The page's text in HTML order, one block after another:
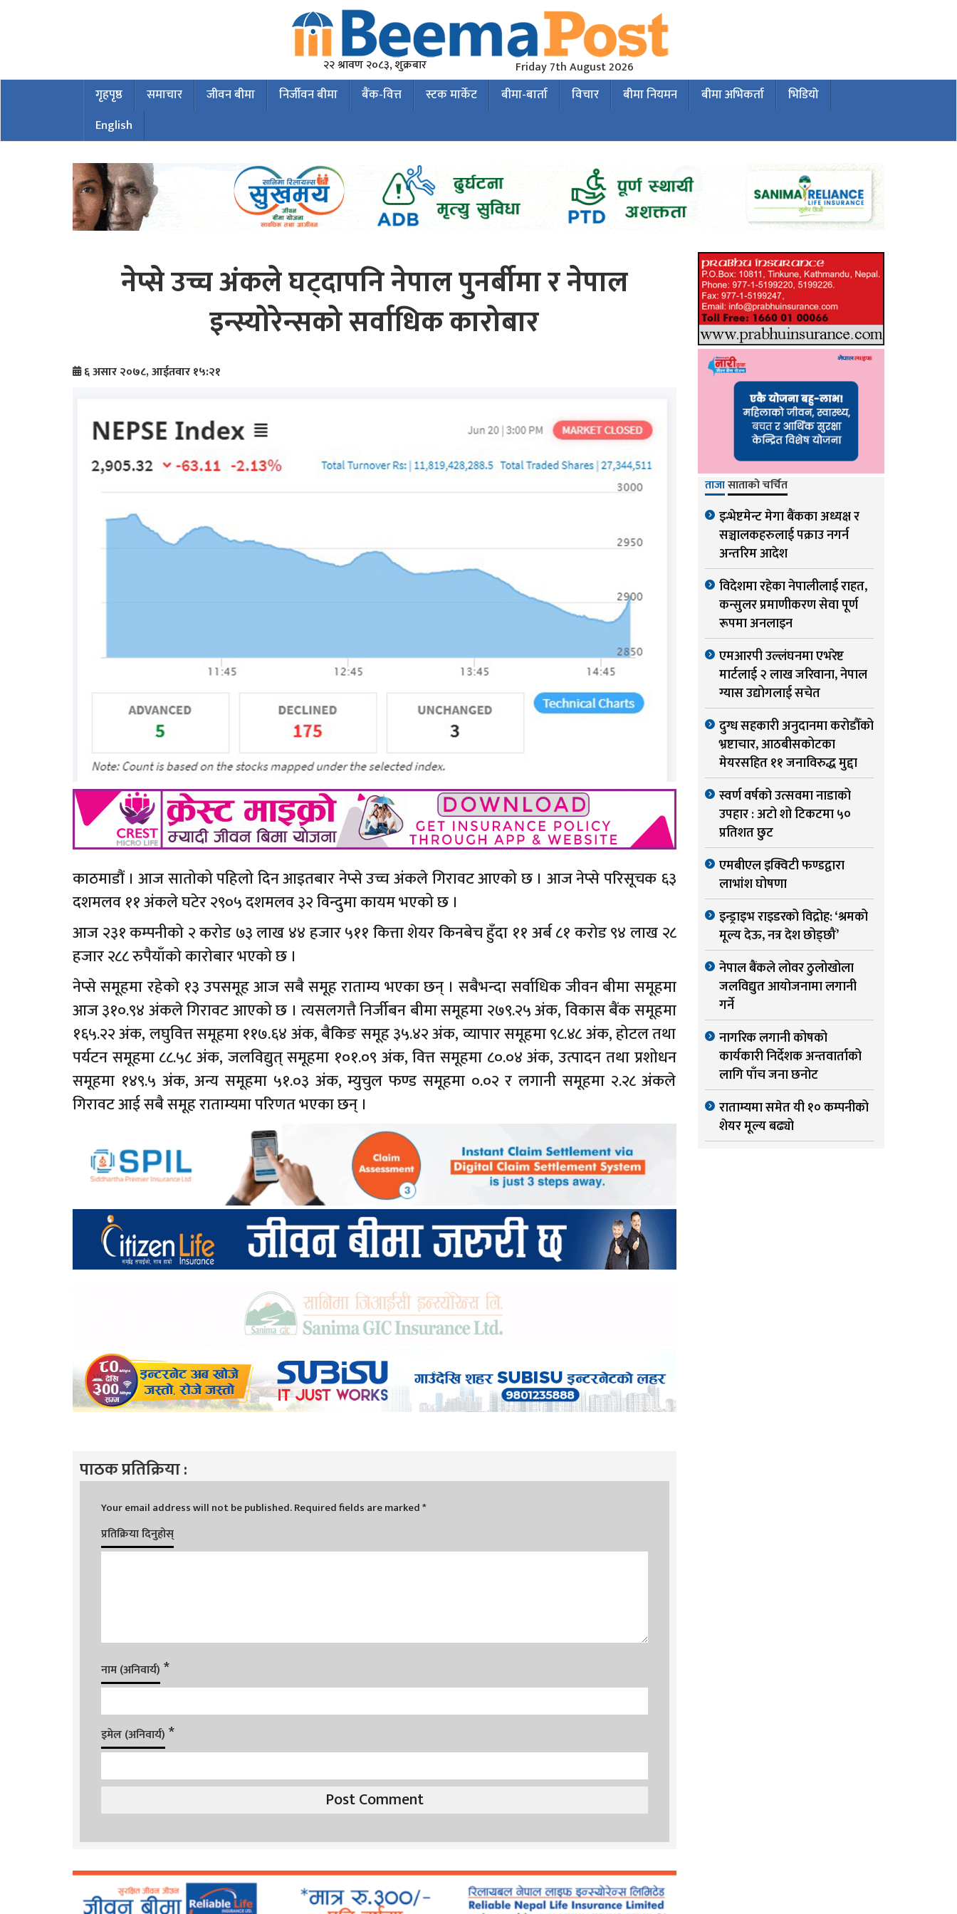
२२ श्रावण २०८३, शुक्रबार Friday 7th August 2026
गृहपृष्ठ समाचार जीवन बीमा निर्जीवन बीमा बैंक-वित्त स्टक मार्केट बीमा-बार्ता विचार बीमा नियमन बीमा अभिकर्ता
भिडियो
English
नेप्से उच्च अंकले घट्दापनि नेपाल पुनर्बीमा र नेपाल
इन्स्योरेन्सको सर्वाधिक कारोबार
६ असार २०७८, आईतवार १५:२१
काठमाडौं । आज सातोको पहिलो दिन आइतबार नेप्से उच्च अंकले गिरावट आएको छ । आज नेप्से परिसूचक ६३
दशमलव ११ अंकले घटेर २९०५ दशमलव ३२ विन्दुमा कायम भएको छ ।
आज २३१ कम्पनीको २ करोड ७३ लाख ४४ हजार ५११ कित्ता शेयर किनबेच हुँदा ११ अर्ब ८१ करोड ९४ लाख २८
हजार २८८ रुपैयाँको कारोबार भएको छ ।
नेप्से समूहमा रहेको १३ उपसमूह आज सबै समूह राताम्य भएका छन् । सबैभन्दा सर्वाधिक जीवन बीमा समूहमा
आज ३१०.९४ अंकले गिरावट आएको छ । त्यसलगत्तै निर्जीबन बीमा समूहमा २७९.२५ अंक, विकास बैंक समूहमा
१६५.२२ अंक, लघुवित्त समूहमा ११७.६४ अंक, बैकिङ समूह ३५.४२ अंक, व्यापार समूहमा ९८.४८ अंक, होटल तथा
पर्यटन समूहमा ८८.५८ अंक, जलविद्युत् समूहमा १०१.०९ अंक, वित्त समूहमा ८०.०४ अंक, उत्पादन तथा प्रशोधन
समूहमा १४९.५ अंक, अन्य समूहमा ५१.०३ अंक, म्युचुल फण्ड समूहमा ०.०२ र लगानी समूहमा २.२८ अंकले
गिरावट आई सबै समूह राताम्यमा परिणत भएका छन् ।
पाठक प्रतिक्रिया :
Your email address will not be published.Required fields are marked*
प्रतिक्रिया दिनुहोस्
नाम (अनिवार्य) *
इमेल (अनिवार्य) *
ताजासाताको चर्चित
इन्भेष्टमेन्ट मेगा बैंकका अध्यक्ष र
सञ्चालकहरुलाई पक्राउ नगर्न
अन्तरिम आदेश
विदेशमा रहेका नेपालीलाई राहत,
कन्सुलर प्रमाणीकरण सेवा पूर्ण
रूपमा अनलाइन
एमआरपी उल्लंघनमा एभरेष्ट
मार्टलाई २ लाख जरिवाना, नेपाल
ग्यास उद्योगलाई सचेत
दुग्ध सहकारी अनुदानमा करोडौँको
भ्रष्टाचार, आठबीसकोटका
मेयरसहित ११ जनाविरुद्ध मुद्दा
स्वर्ण वर्षको उत्सवमा नाडाको
उपहार : अटो शो टिकटमा ५०
प्रतिशत छुट
एमबीएल इक्विटी फण्डद्वारा
लाभांश घोषणा
इन्ड्राइभ राइडरको विद्रोह: ‘श्रमको
मूल्य देऊ, नत्र देश छोड्छौं’
नेपाल बैंकले लोवर ठुलोखोला
जलविद्युत आयोजनामा लगानी
गर्ने
नागरिक लगानी कोषको
कार्यकारी निर्देशक अन्तवार्ताको
लागि पाँच जना छनोट
राताम्यमा समेत यी १० कम्पनीको
शेयर मूल्य बढ्यो